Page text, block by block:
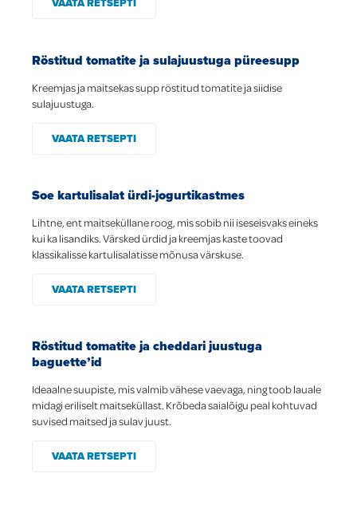
Röstitud tomatite ja sulajuustuga püreesupp
Kreemjas ja maitsekas supp röstitud tomatite ja siidise
sulajuustuga.
VAATA RETSEPTI
Soe kartulisalat ürdi-jogurtikastmes
Lihtne, ent maitseküllane roog, mis sobib nii iseseisvaks eineks
kui ka lisandiks. Värsked ürdid ja kreemjas kaste toovad
klassikalisse kartulisalatisse mõnusa värskuse.
VAATA RETSEPTI
Röstitud tomatite ja cheddari juustuga
baguette’id
Ideaalne suupiste, mis valmib vähese vaevaga, ning toob lauale
midagi eriliselt maitseküllast. Krõbeda saialõigu peal kohtuvad
suvised maitsed ja sulav juust.
VAATA RETSEPTI